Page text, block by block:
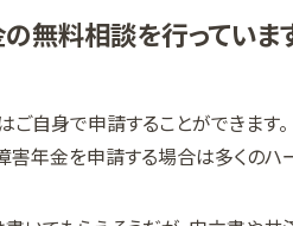
無料相談を行っていま
ご自身で申請することができます。
害年金を申請する場合は多くのハ